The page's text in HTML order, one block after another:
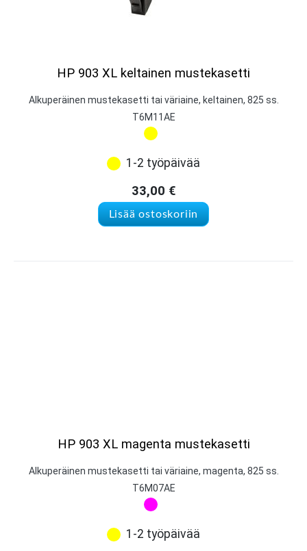
HP 903 XL keltainen mustekasetti
Alkuperäinen mustekasetti tai väriaine, keltainen, 825 ss.
T6M11AE
1-2 työpäivää
33,00 €
Lisää ostoskoriin
HP 903 XL magenta mustekasetti
Alkuperäinen mustekasetti tai väriaine, magenta, 825 ss.
T6M07AE
1-2 työpäivää